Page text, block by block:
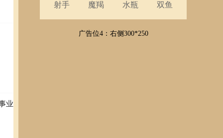
业
射手 魔羯 水瓶 双鱼
广告位4：右侧300*250